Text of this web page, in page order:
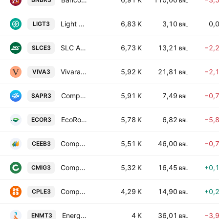
LIGT3 Light S.A. 6,83 K 3,10 BRL
SLCE3 SLC Agricola S.A. 6,73 K 13,21 BRL
VIVA3 Vivara Participacoes SA 5,92 K 21,81 BRL
SAPR3 Companhia de Saneamento do Parana - Sanepar 5,91 K 7,49 BRL
ECOR3 EcoRodovias Infraestrutura e Logistica S.A. 5,78 K 6,82 BRL
CEEB3 Companhia de Electricidade do Estado da Bahia - COELBA 5,51 K 46,00 BRL
CMIG3 Companhia Energetica de Minas Gerais SA 5,32 K 16,45 BRL
CPLE3 Companhia Paranaense de Energia 4,29 K 14,90 BRL
ENMT3 Energisa Mato Grosso - Distribuidora de Energia Sa 4 K 36,01 BRL